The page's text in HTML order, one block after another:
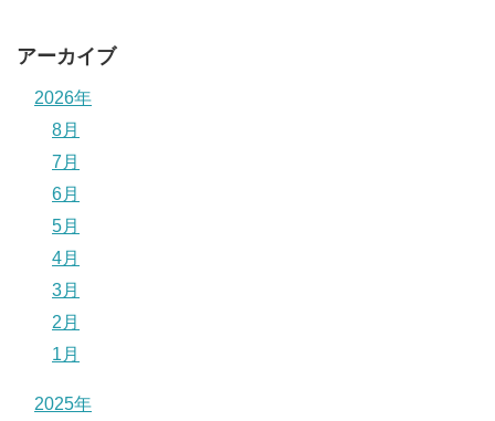
アーカイブ
2026年
8月
7月
6月
5月
4月
3月
2月
1月
2025年